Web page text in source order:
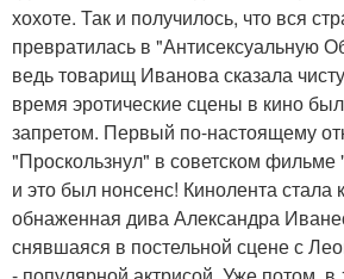
хохоте. Так и получилось, что вся
превратилась в "Антисексуальную
ведь товарищ Иванова сказала
время эротические сцены в кино
запретом. Первый по-настоящему
"Проскользнул" в советском фильме
и это был нонсенс! Кинолента стала
обнаженная дива Александра
снявшаяся в постельной сцене с